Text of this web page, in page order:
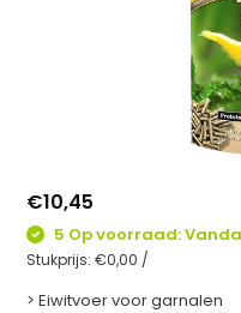
€10,45
5 Op voorraad:
Stukprijs:€0,00 /
> Eiwitvoer voor garnalen